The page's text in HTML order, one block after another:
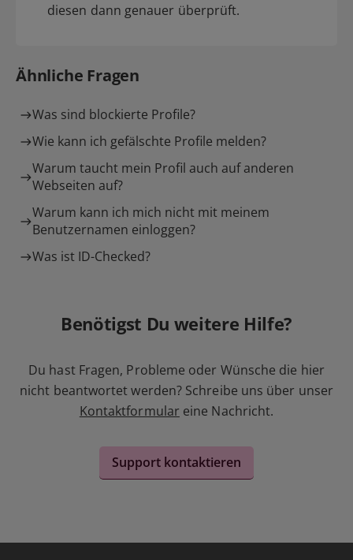
diesen dann genauer überprüft.
Ähnliche Fragen
Was sind blockierte Profile?
Wie kann ich gefälschte Profile melden?
Warum taucht mein Profil auch auf anderen
Webseiten auf?
Warum kann ich mich nicht mit meinem
Benutzernamen einloggen?
Was ist ID-Checked?
Benötigst Du weitere Hilfe?
Du hast Fragen, Probleme oder Wünsche die hier
nicht beantwortet werden? Schreibe uns über unser
Kontaktformular eine Nachricht.
Support kontaktieren